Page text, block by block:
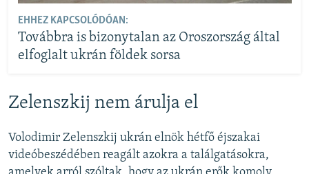
EHHEZ KAPCSOLÓDÓAN:
Továbbra is bizonytalan az Oroszország által
elfoglalt ukrán földek sorsa
Zelenszkij nem árulja el
Volodimir Zelenszkij ukrán elnök hétfő éjszakai
videóbeszédében reagált azokra a találgatásokra,